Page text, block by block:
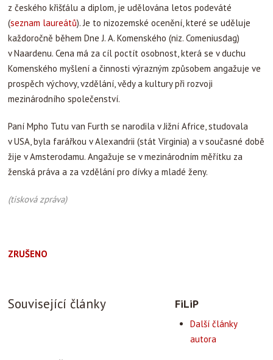
z českého křišťálu a diplom, je udělována letos podeváté
(seznam laureátů). Je to nizozemské ocenění, které se uděluje
každoročně během Dne J. A. Komenského (niz. Comeniusdag)
v Naardenu. Cena má za cíl poctít osobnost, která se v duchu
Komenského myšlení a činnosti výrazným způsobem angažuje ve
prospěch výchovy, vzdělání, vědy a kultury při rozvoji
mezinárodního společenství.
Paní Mpho Tutu van Furth se narodila v Jižní Africe, studovala
v USA, byla farářkou v Alexandrii (stát Virginia) a v současné době
žije v Amsterodamu. Angažuje se v mezinárodním měřítku za
ženská práva a za vzdělání pro dívky a mladé ženy.
(tisková zpráva)
ZRUŠENO
Související články FiLiP
Další články
autora